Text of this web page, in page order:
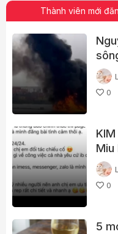
Thành viên mới
phụ
0
Miu
ma
0
5